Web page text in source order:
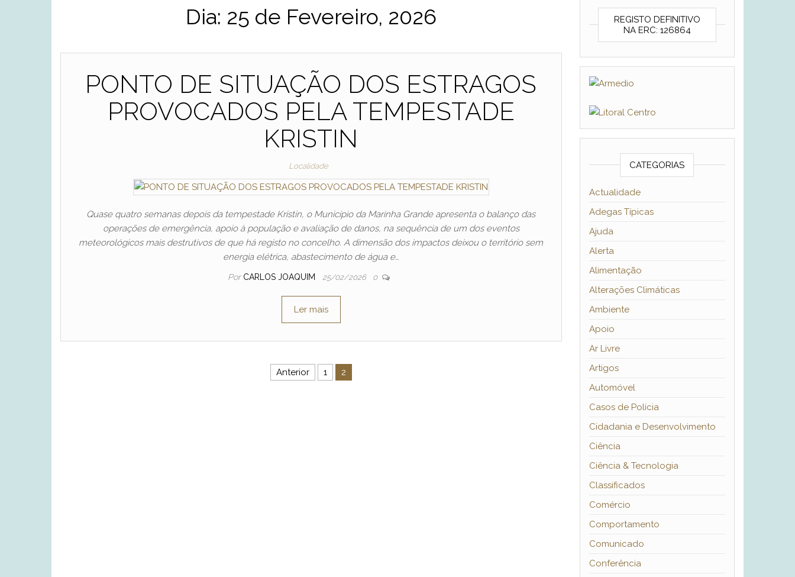
Dia: 25 de Fevereiro, 2026
PONTO DE SITUAÇÃO DOS ESTRAGOS
PROVOCADOS PELA TEMPESTADE
KRISTIN
Localidade
Quase quatro semanas depois da tempestade Kristin, o Município da Marinha Grande apresenta o balanço das
operações de emergência, apoio à população e avaliação de danos, na sequência de um dos eventos
meteorológicos mais destrutivos de que há registo no concelho. A dimensão dos impactos deixou o território sem
energia elétrica, abastecimento de água e…
Por CARLOS JOAQUIM 25/02/2026 0
Ler mais
Anterior 1 2
REGISTO DEFINITIVO
NA ERC: 126864
CATEGORIAS
Actualidade
Adegas Típicas
Ajuda
Alerta
Alimentação
Alterações Climáticas
Ambiente
Apoio
Ar Livre
Artigos
Automóvel
Casos de Polícia
Cidadania e Desenvolvimento
Ciência
Ciência & Tecnologia
Classificados
Comércio
Comportamento
Comunicado
Conferência